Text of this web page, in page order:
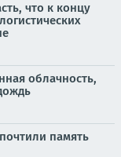
что к концу
облачность,
память